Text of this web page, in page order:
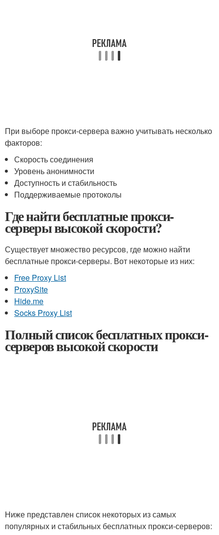
При выборе прокси-сервера важно учитывать несколько
факторов:
Скорость соединения
Уровень анонимности
Доступность и стабильность
Поддерживаемые протоколы
Где найти бесплатные прокси-
серверы высокой скорости?
Существует множество ресурсов, где можно найти
бесплатные прокси-серверы. Вот некоторые из них:
Free Proxy List
ProxySite
Hide.me
Socks Proxy List
Полный список бесплатных прокси-
серверов высокой скорости
Ниже представлен список некоторых из самых
популярных и стабильных бесплатных прокси-серверов: